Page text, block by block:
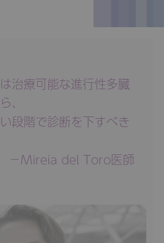
は治療可能な進行性多臓
、
段階で診断を下すべき
－Mireia del Toro医師